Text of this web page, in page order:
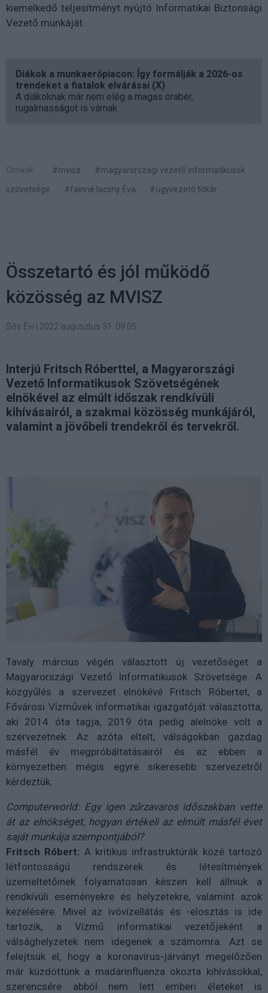
kiemelkedő teljesítményt nyújtó Informatikai Biztonsági
Vezető munkáját.
Diákok a munkaerőpiacon: Így formálják a 2026-os
trendeket a fiatalok elvárásai (X)
A diákoknak már nem elég a magas órabér,
rugalmasságot is várnak.
Címkék: #mvisz
#magyarországi vezető informatikusok
szövetsége
#fainné lacsny Éva #ügyvezető titkár
​Összetartó és jól működő
közösség az MVISZ
Sós Évi 2022 augusztus 31. 09:05
Interjú Fritsch Róberttel, a Magyarországi
Vezető Informatikusok Szövetségének
elnökével az elmúlt időszak rendkívüli
kihívásairól, a szakmai közösség munkájáról,
valamint a jövőbeli trendekről és tervekről.
Tavaly március végén választott új vezetőséget a
Magyarországi Vezető Informatikusok Szövetsége. A
közgyűlés a szervezet elnökévé Fritsch Róbertet, a
Fővárosi Vízművek informatikai igazgatóját választotta,
aki 2014 óta tagja, 2019 óta pedig alelnöke volt a
szervezetnek. Az azóta eltelt, válságokban gazdag
másfél év megpróbáltatásairól és az ebben a
környezetben mégis egyre sikeresebb szervezetről
kérdeztük.
Computerworld: Egy igen zűrzavaros időszakban vette
át az elnökséget, hogyan értékeli az elmúlt másfél évet
saját munkája szempontjából?
Fritsch Róbert: A kritikus infrastruktúrák közé tartozó
létfontosságú rendszerek és létesítmények
üzemeltetőinek folyamatosan készen kell állniuk a
rendkívüli eseményekre és helyzetekre, valamint azok
kezelésére. Mivel az ivóvízellátás és -elosztás is ide
tartozik, a Vízmű informatikai vezetőjeként a
válsághelyzetek nem idegenek a számomra. Azt se
felejtsük el, hogy a koronavírus-járványt megelőzően
már küzdöttünk a madárinfluenza okozta kihívásokkal,
szerencsére abból nem lett emberi életeket is